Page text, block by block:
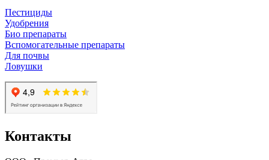
Пестициды
Удобрения
Био препараты
Вспомогательные препараты
Для почвы
Ловушки
Контакты